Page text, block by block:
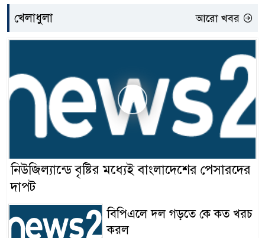
খেলাধুলা আরো খবর
নিউজিল্যান্ডে বৃষ্টির মধ্যেই বাংলাদেশের পেসারদের
দাপট
বিপিএলে দল গড়তে কে কত খরচ
করল